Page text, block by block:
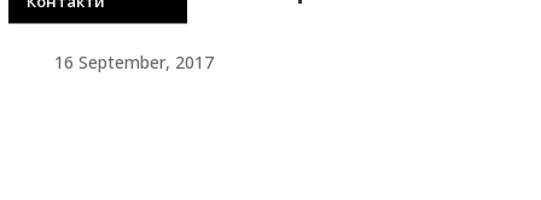
16 September, 2017